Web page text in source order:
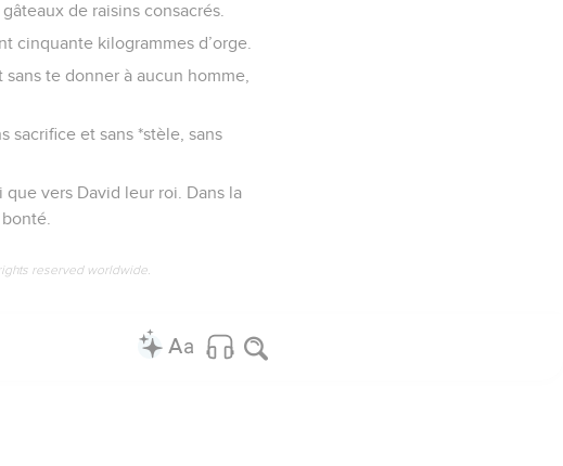
de raisins consacrés.
cinquante kilogrammes d’orge.
te donner à aucun homme,
sacrifice et sans *stèle, sans
vers David leur roi. Dans la
reserved worldwide.